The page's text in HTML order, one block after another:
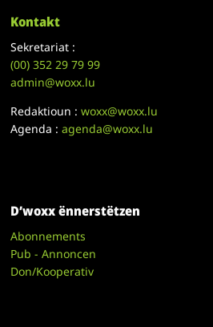
Kontakt
Sekretariat :
(00)352 29 79 99
admin@woxx.lu
Redaktioun :woxx@woxx.lu
Agenda :agenda@woxx.lu
D’woxx ënnerstëtzen
Abonnements
Pub - Annoncen
Don/Kooperativ